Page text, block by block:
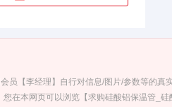
【李经理】自行对信息/图片/参数等的真
您在本网页可以浏览【求购硅酸铝保温管_